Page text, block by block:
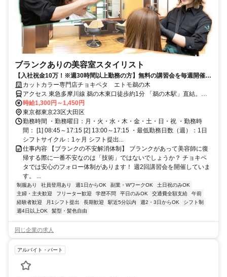
ブランクありの美容室スタイリスト
【入社祝金10万！※週30時間以上勤務の方】無料の講習会を毎週開催
中！カットカラー専門店チョキペタ エトモ鵜の木
アクセス 東急多摩川線 鵜の木東口徒歩約1分 「鵜の木駅」直結。蒲
田駅から東急多摩川線で5分。多摩川駅から3分。
時給1,300円～1,450円
東京都東京23区大田区
勤務時間 ・勤務曜日：月・火・水・木・金・土・日・祝 ・勤務時
間： [1] 08:45～17:15 [2] 13:00～17:15 ・最低勤務日数（週）：1日
シフトサイクル：1ヶ月 シフト提出...
仕事内容 【ブランクの不安解消体制】 ブランクがあって美容師に復
帰する際に一番不安なのは「技術」ではないでしょうか？ チョキペ
タでは安心のフォロー体制があります！ 週2回講習会を開催していま
す。 ...
制服あり 社員登用あり 週1日からOK 副業・WワークOK
土日祝のみOK
主婦・主夫歓迎
フリーター歓迎 学歴不問 平日のみOK 交通費全額支給
午前
経験者歓迎
月1シフト提出 長期歓迎 駅近5分以内 週2・3日からOK
シフト制
週4日以上OK
髪型・髪色自由
同じ企業の求人
アルバイト・パート